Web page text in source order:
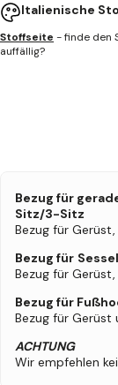
Italienische
Stoffseite - finde den
auffällig?
Bezug für
Sitz/3-Sitz
Bezug für Gerüst,
Bezug für Sessel
Bezug für Gerüst,
Bezug für
Bezug für Gerüst
ACHTUNG
Wir empfehlen